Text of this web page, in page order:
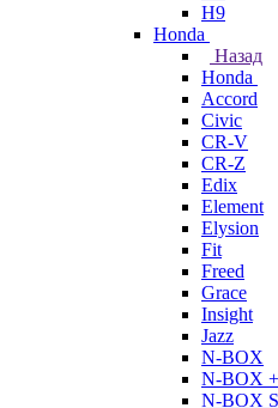
H9
Honda
Назад
Honda
Accord
Civic
CR-V
CR-Z
Edix
Element
Elysion
Fit
Freed
Grace
Insight
Jazz
N-BOX
N-BOX +
N-BOX